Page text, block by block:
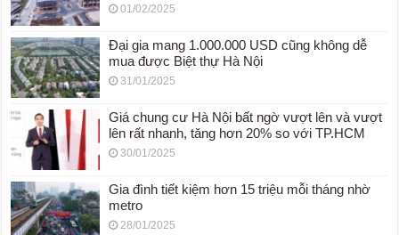
01/02/2025
Đại gia mang 1.000.000 USD cũng không dễ
mua được Biệt thự Hà Nội
31/01/2025
Giá chung cư Hà Nội bất ngờ vượt lên và vượt
lên rất nhanh, tăng hơn 20% so với TP.HCM
30/01/2025
Gia đình tiết kiệm hơn 15 triệu mỗi tháng nhờ
metro
28/01/2025